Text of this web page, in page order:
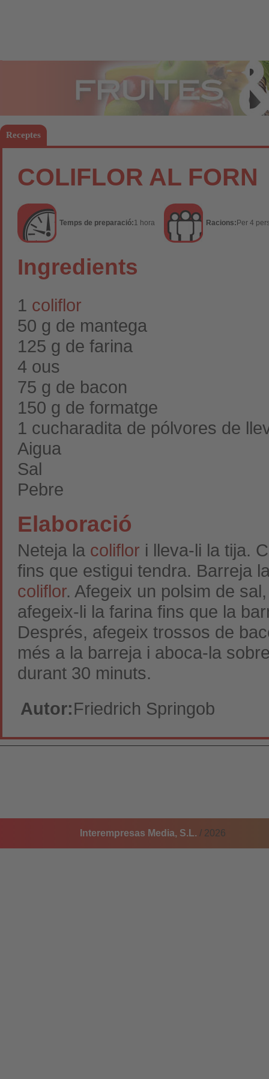
Receptes
COLIFLOR AL FORN
Temps de preparació:1 hora Racions: Per 4
Ingredients
1 coliflor
50 g de mantega
125 g de farina
4 ous
75 g de bacon
150 g de formatge
1 cucharadita de pólvores de
Aigua
Sal
Pebre
Elaboració
Neteja la coliflor i lleva-li la tija.
fins que estigui tendra. Barreja
coliflor. Afegeix un polsim de
afegeix-li la farina fins que la
Després, afegeix trossos de
més a la barreja i aboca-la
durant 30 minuts.
Autor:Friedrich Springob
Interempresas Media, S.L. / 2026